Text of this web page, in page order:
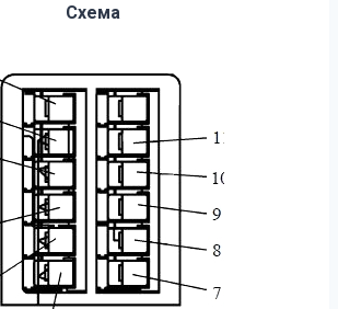
Схема